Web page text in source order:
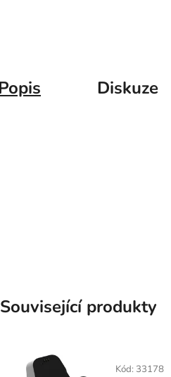
Diskuze
Související produkty
Kód: 33178